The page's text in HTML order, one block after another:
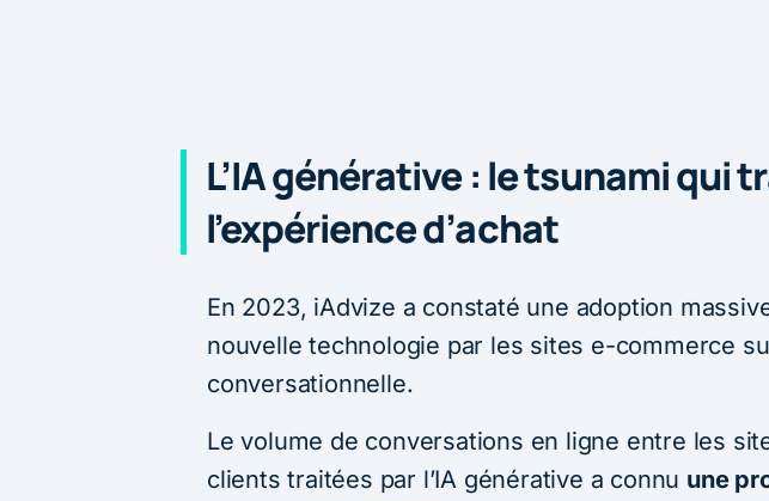
L’IA générative : le tsunami qui
l’expérience d’achat
En 2023, iAdvize a constaté une adoption
nouvelle technologie par les sites e-commerce
conversationnelle.
Le volume de conversations en ligne entre les
clients traitées par l’IA générative a connu une